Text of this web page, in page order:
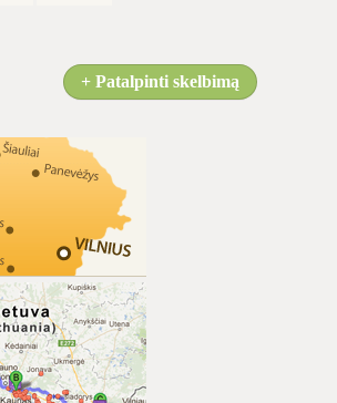
+ Patalpinti skelbimą